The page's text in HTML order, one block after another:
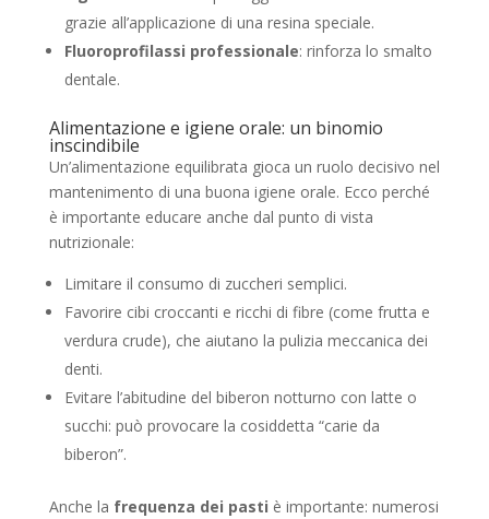
grazie all’applicazione di una resina speciale.
Fluoroprofilassi professionale: rinforza lo smalto
dentale.
Alimentazione e igiene orale: un binomio
inscindibile
Un’alimentazione equilibrata gioca un ruolo decisivo nel
mantenimento di una buona igiene orale. Ecco perché
è importante educare anche dal punto di vista
nutrizionale:
Limitare il consumo di zuccheri semplici.
Favorire cibi croccanti e ricchi di fibre (come frutta e
verdura crude), che aiutano la pulizia meccanica dei
denti.
Evitare l’abitudine del biberon notturno con latte o
succhi: può provocare la cosiddetta “carie da
biberon”.
Anche la frequenza dei pasti è importante: numerosi